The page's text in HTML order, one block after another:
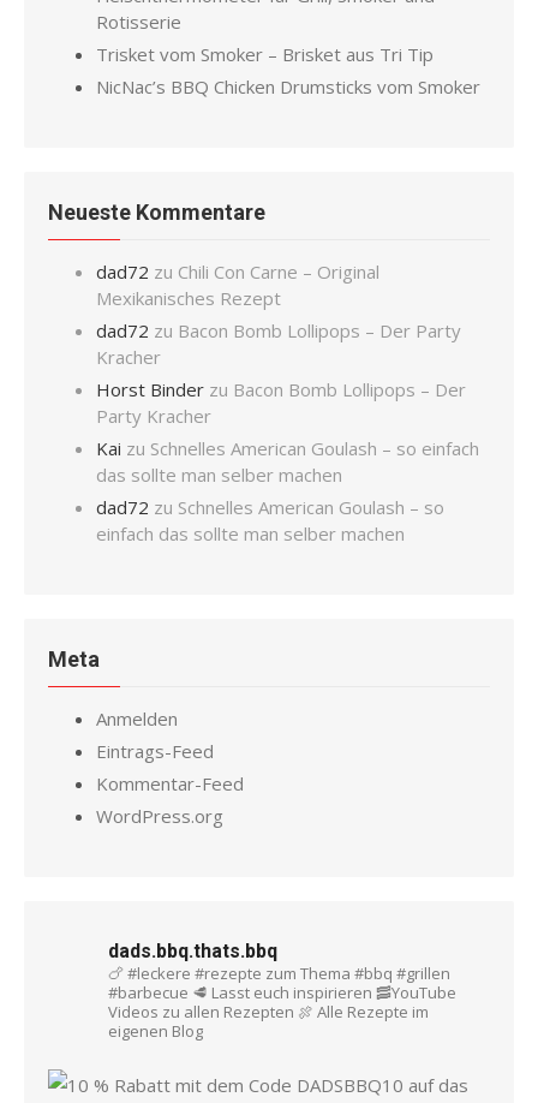
Rotisserie
Trisket vom Smoker – Brisket aus Tri Tip
NicNac’s BBQ Chicken Drumsticks vom Smoker
Neueste Kommentare
dad72 zu Chili Con Carne – Original
Mexikanisches Rezept
dad72 zu Bacon Bomb Lollipops – Der Party
Kracher
Horst Binder zu Bacon Bomb Lollipops – Der
Party Kracher
Kai zu Schnelles American Goulash – so einfach
das sollte man selber machen
dad72 zu Schnelles American Goulash – so
einfach das sollte man selber machen
Meta
Anmelden
Eintrags-Feed
Kommentar-Feed
WordPress.org
dads.bbq.thats.bbq
🍗 #leckere #rezepte zum Thema #bbq #grillen
#barbecue 🥩 Lasst euch inspirieren 🥓YouTube
Videos zu allen Rezepten 🍖 Alle Rezepte im
eigenen Blog